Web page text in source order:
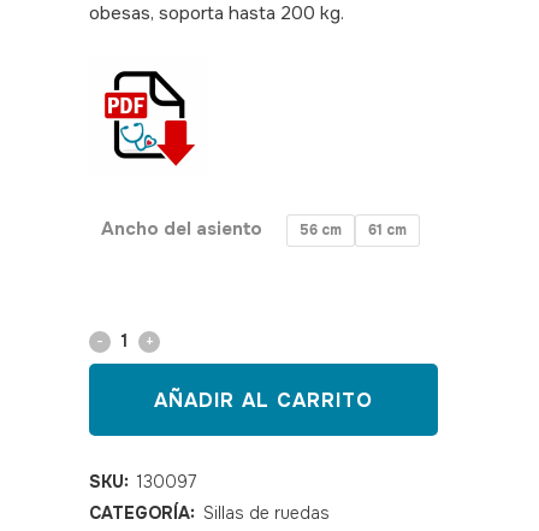
obesas, soporta hasta 200 kg.
Ancho del asiento 56 cm 61 cm
Silla
ruedas
bariátrica
SENTRA
AÑADIR AL CARRITO
SKU: 130097
CATEGORÍA: Sillas de ruedas